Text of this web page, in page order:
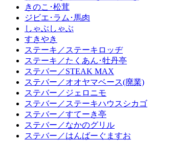
きのこ･松茸
ジビエ･ラム･馬肉
しゃぶしゃぶ
すきやき
ステーキ／ステーキロッヂ
ステーキ／たくあん･牡丹亭
ステバー／STEAK MAX
ステバー／オオヤマベース(廃業)
ステバー／ジェロニモ
ステバー／ステーキハウスシカゴ
ステバー／すてーき亭
ステバー／なかのグリル
ステバー／はんばーぐますお